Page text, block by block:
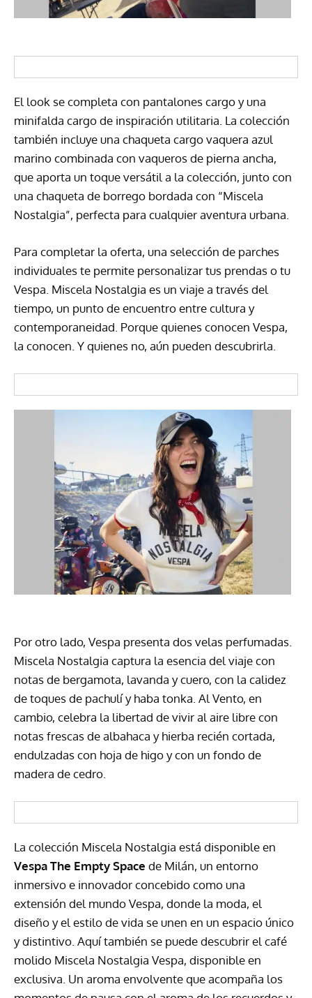
El look se completa con pantalones cargo y una
minifalda cargo de inspiración utilitaria. La colección
también incluye una chaqueta cargo vaquera azul
marino combinada con vaqueros de pierna ancha,
que aporta un toque versátil a la colección, junto con
una chaqueta de borrego bordada con “Miscela
Nostalgia”, perfecta para cualquier aventura urbana.
Para completar la oferta, una selección de parches
individuales te permite personalizar tus prendas o tu
Vespa. Miscela Nostalgia es un viaje a través del
tiempo, un punto de encuentro entre cultura y
contemporaneidad. Porque quienes conocen Vespa,
la conocen. Y quienes no, aún pueden descubrirla.
Por otro lado, Vespa presenta dos velas perfumadas.
Miscela Nostalgia captura la esencia del viaje con
notas de bergamota, lavanda y cuero, con la calidez
de toques de pachulí y haba tonka. Al Vento, en
cambio, celebra la libertad de vivir al aire libre con
notas frescas de albahaca y hierba recién cortada,
endulzadas con hoja de higo y con un fondo de
madera de cedro.
La colección Miscela Nostalgia está disponible en
Vespa The Empty Space de Milán, un entorno
inmersivo e innovador concebido como una
extensión del mundo Vespa, donde la moda, el
diseño y el estilo de vida se unen en un espacio único
y distintivo. Aquí también se puede descubrir el café
molido Miscela Nostalgia Vespa, disponible en
exclusiva. Un aroma envolvente que acompaña los